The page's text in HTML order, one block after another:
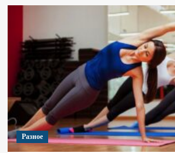
Разное